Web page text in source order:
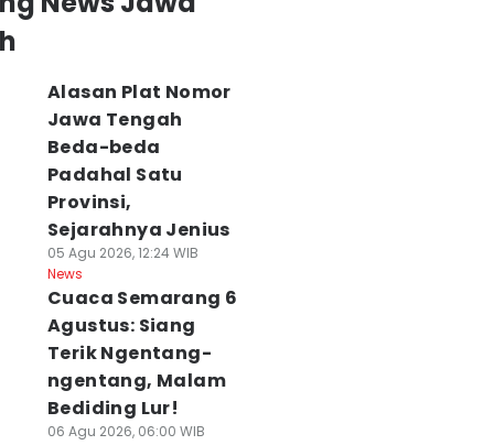
Alasan Plat Nomor
Jawa Tengah
Beda-beda
Padahal Satu
Provinsi,
Sejarahnya Jenius
05 Agu 2026, 12:24 WIB
News
Cuaca Semarang 6
Agustus: Siang
Terik Ngentang-
ngentang, Malam
Bediding Lur!
06 Agu 2026, 06:00 WIB